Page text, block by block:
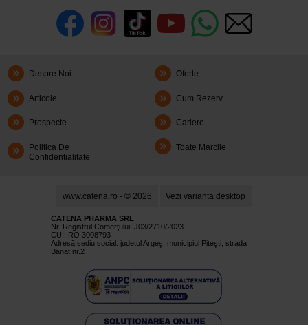
Despre Noi Oferte
Articole Cum Rezerv
Prospecte Cariere
Politica De
Confidentialitate
Toate Marcile
www.catena.ro - © 2026 Vezi varianta desktop
CATENA PHARMA SRL
Nr. Registrul Comerţului: J03/2710/2023
CUI: RO 3008793
Adresă sediu social: judetul Argeş, municipiul Piteşti, strada
Banat nr.2